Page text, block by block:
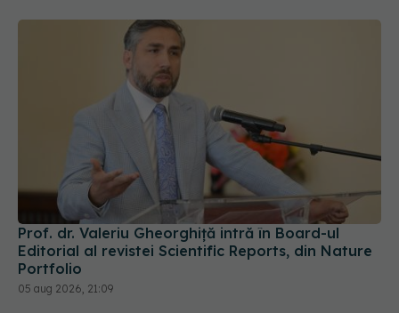
Prof. dr. Valeriu Gheorghiță intră în Board-ul
Editorial al revistei Scientific Reports, din Nature
Portfolio
05 aug 2026, 21:09